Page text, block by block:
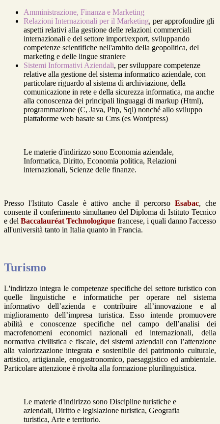
Amministrazione, Finanza e Marketing
Relazioni Internazionali per il Marketing, per approfondire gli
aspetti relativi alla gestione delle relazioni commerciali
internazionali e del settore import/export, sviluppando
competenze scientifiche nell'ambito della geopolitica, del
marketing e delle lingue straniere
Sistemi Informativi Aziendali, per sviluppare competenze
relative alla gestione del sistema informatico aziendale, con
particolare riguardo al sistema di archiviazione, della
comunicazione in rete e della sicurezza informatica, ma anche
alla conoscenza dei principali linguaggi di markup (Html),
programmazione (C, Java, Php, Sql) nonché allo sviluppo
piattaforme web basate su Cms (es Wordpress)
Le materie d'indirizzo sono Economia aziendale,
Informatica, Diritto, Economia politica, Relazioni
internazionali, Scienze delle finanze.
Presso l'Istituto Casale è attivo anche il percorso Esabac, che
consente il conferimento simultaneo del Diploma di Istituto Tecnico
e delBaccalauréat Technologique francese, i quali danno l'accesso
all'università tanto in Italia quanto in Francia.
Turismo
L'indirizzo integra le competenze specifiche del settore turistico con
quelle linguistiche e informatiche per operare nel sistema
informativo dell’azienda e contribuire all’innovazione e al
miglioramento dell’impresa turistica. Esso intende promuovere
abilità e conoscenze specifiche nel campo dell’analisi dei
macrofenomeni economici nazionali ed internazionali, della
normativa civilistica e fiscale, dei sistemi aziendali con l’attenzione
alla valorizzazione integrata e sostenibile del patrimonio culturale,
artistico, artigianale, enogastronomico, paesaggistico ed ambientale.
Particolare attenzione è rivolta alla formazione plurilinguistica.
Le materie d'indirizzo sono Discipline turistiche e
aziendali, Diritto e legislazione turistica, Geografia
turistica, Arte e territorio.